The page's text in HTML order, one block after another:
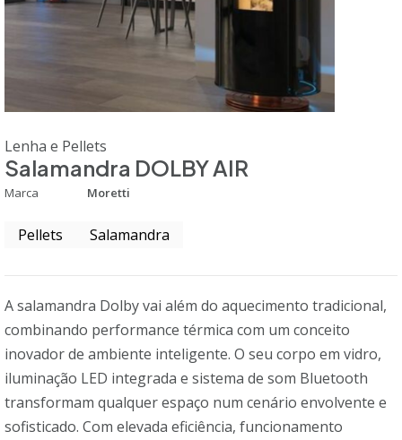
Lenha e Pellets
Salamandra DOLBY AIR
Marca Moretti
Pellets Salamandra
A salamandra Dolby vai além do aquecimento tradicional,
combinando performance térmica com um conceito
inovador de ambiente inteligente. O seu corpo em vidro,
iluminação LED integrada e sistema de som Bluetooth
transformam qualquer espaço num cenário envolvente e
sofisticado. Com elevada eficiência, funcionamento